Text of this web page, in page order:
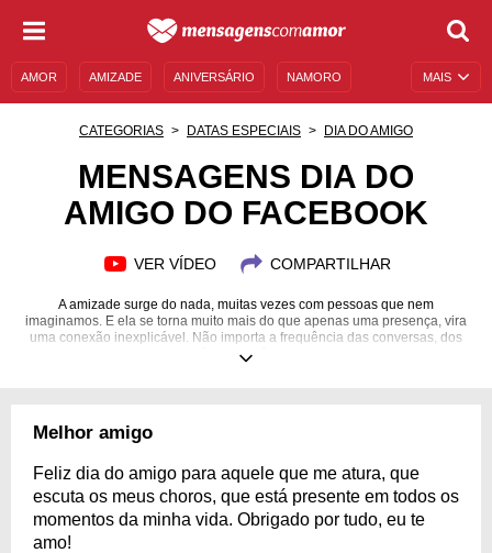
MAIS
AMOR AMIZADE ANIVERSÁRIO NAMORO
MENSAGENS E FRASES MENSAGENS DE ANIVERSÁRIO
CATEGORIAS DATAS ESPECIAIS DIA DO AMIGO
MENSAGENS DIA DO
AMIGO DO FACEBOOK
VER VÍDEO COMPARTILHAR
A amizade surge do nada, muitas vezes com pessoas que nem
imaginamos. E ela se torna muito mais do que apenas uma presença, vira
uma conexão inexplicável. Não importa a frequência das conversas, dos
encontros, muito menos a distância, vocês sabem que podem contar com o
Melhor amigo
Feliz dia do amigo para aquele que me atura, que
escuta os meus choros, que está presente em todos os
momentos da minha vida. Obrigado por tudo, eu te
amo!